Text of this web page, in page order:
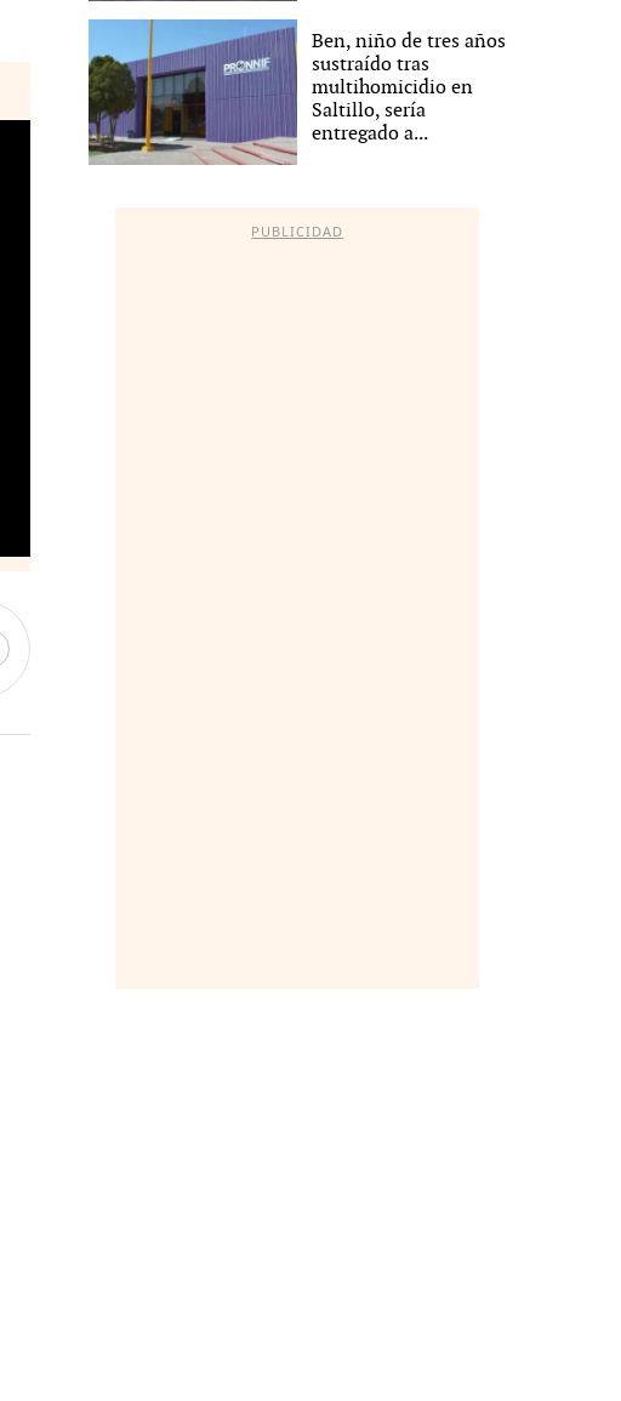
Ben, niño de tres años
sustraído tras
multihomicidio en
Saltillo, sería
entregado a...
PUBLICIDAD